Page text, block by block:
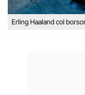
Erling Haaland col